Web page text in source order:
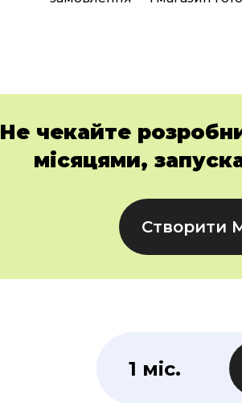
Не чекайте
місяцями,
Створити
1 міс.